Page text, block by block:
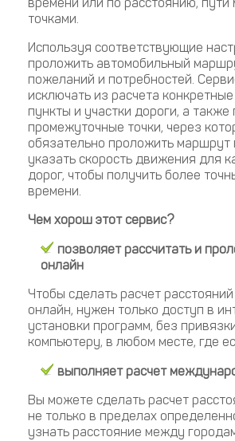
точками.
Используя соответствующие
проложить автомобильный
пожеланий и потребностей.
исключать из расчета
пункты и участки дороги, а также
промежуточные точки, через
обязательно проложить маршрут
указать скорость движения для
дорог, чтобы получить более
времени.
Чем хорош этот сервис?
позволяет рассчитать и
онлайн
Чтобы сделать расчет
онлайн, нужен только доступ в
установки программ, без
компьютеру, в любом месте, где
выполняет расчет
Вы можете сделать расчет
не только в пределах
узнать расстояние между